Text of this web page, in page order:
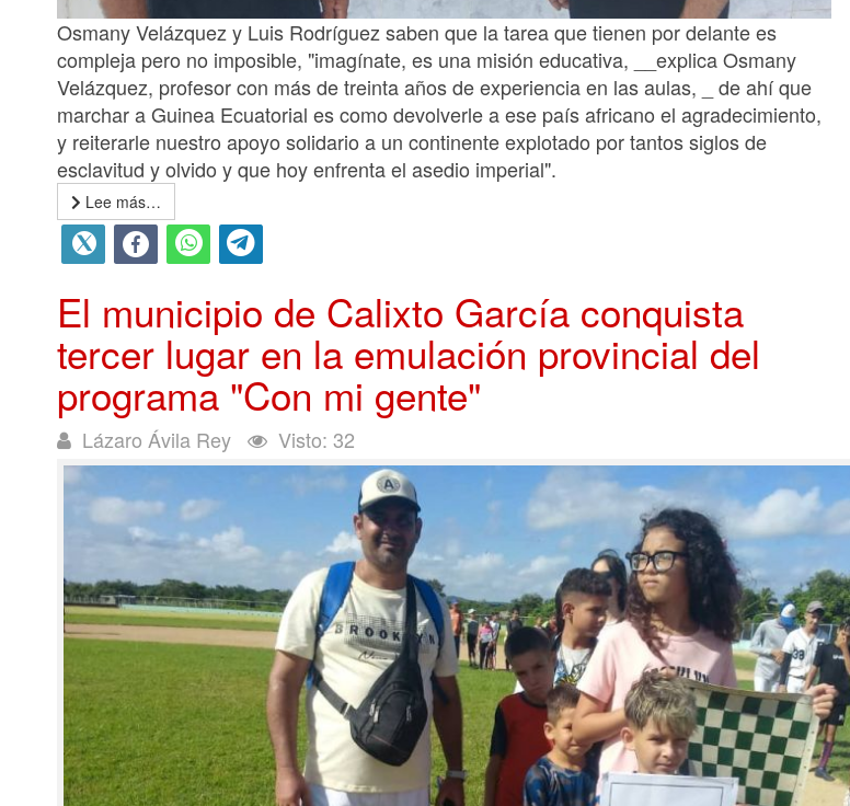
Osmany Velázquez y Luis Rodríguez saben que la tarea que tienen por delante es
compleja pero no imposible, "imagínate, es una misión educativa, __explica Osmany
Velázquez, profesor con más de treinta años de experiencia en las aulas, _ de ahí que
marchar a Guinea Ecuatorial es como devolverle a ese país africano el agradecimiento,
y reiterarle nuestro apoyo solidario a un continente explotado por tantos siglos de
esclavitud y olvido y que hoy enfrenta el asedio imperial".
Lee más…
El municipio de Calixto García conquista
tercer lugar en la emulación provincial del
programa "Con mi gente"
Lázaro Ávila Rey Visto: 32